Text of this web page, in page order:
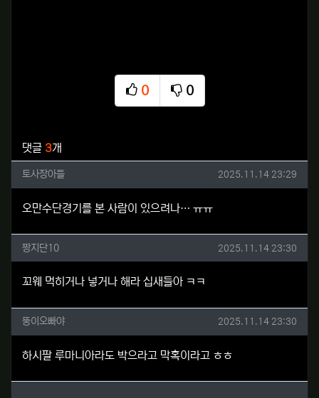
0
추천
0
비추천
댓글 3개
토사장아들님의 댓글
토사장아들 작성일
2025.11.14 23:29
오만수단경기를 본 사람이 있으려나… ㅠㅠ
짱지단10님의 댓글
짱지단10 작성일
2025.11.14 23:30
꼬웨 먹히거나 넣거나 해라 십새들아 ㅋㅋ
뚱이오빠야님의 댓글
뚱이오빠야 작성일
2025.11.14 23:30
하시팔 루마니아라도 박으라고 막혹이라고 ㅎㅎ